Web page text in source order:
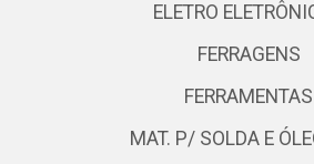
ELETRO
FERRAGENS
FERRAMENTAS
MAT. P/ SOLDA E